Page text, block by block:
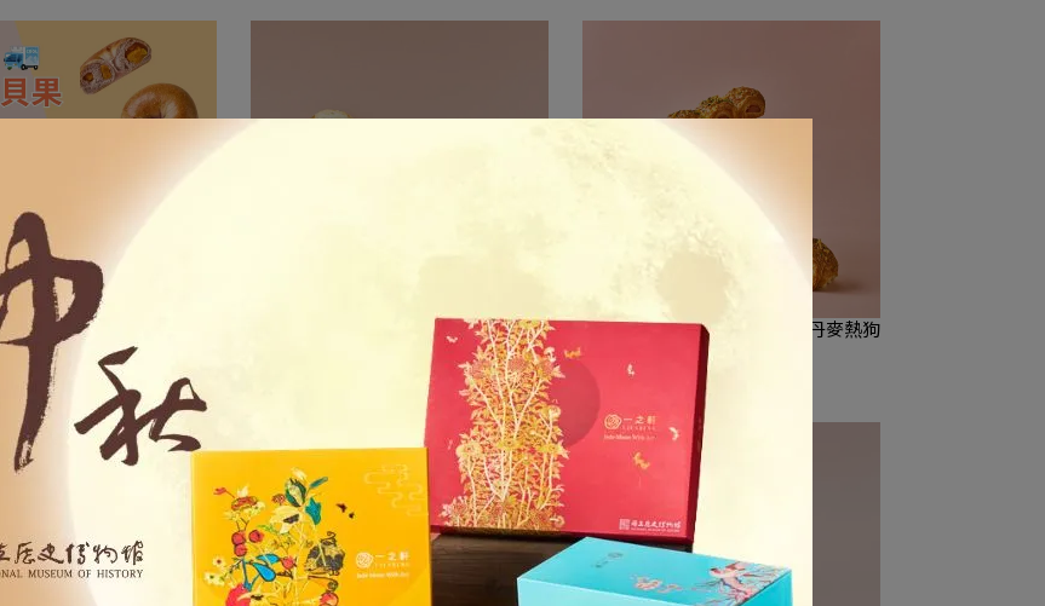
超商取貨】【任選】貝果
【冷凍宅配/超商取貨】亞麻子枸杞
【冷凍宅配/超商取貨】全植丹麥熱狗
NT$58